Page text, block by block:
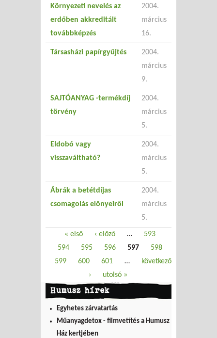
Környezeti nevelés az
erdőben akkreditált
továbbképzés
2004.
március
16.
Társasházi papírgyűjtés
2004.
március
9.
SAJTÓANYAG -termékdíj
törvény
2004.
március
5.
Eldobó vagy
visszaváltható?
2004.
március
5.
Ábrák a betétdíjas
csomagolás előnyeiről
2004.
március
5.
Oldalak« első ‹ előző …
593
594
595 596 597
598
599
600 601 …
következő
›
utolsó »
Humusz hírek
Egyhetes zárvatartás
Műanyagdetox - filmvetítés a Humusz
Ház kertjében